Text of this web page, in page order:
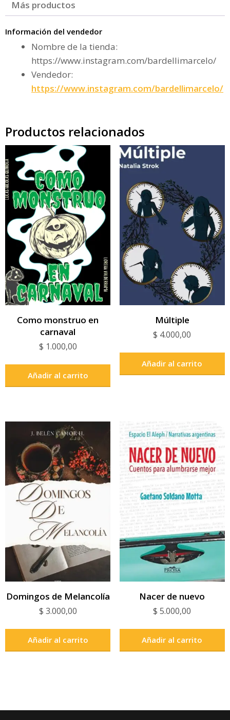
Más productos
Información del vendedor
Nombre de la tienda:
https://www.instagram.com/bardellimarcelo/
Vendedor:
https://www.instagram.com/bardellimarcelo/
Productos relacionados
Como monstruo en
carnaval
$ 1.000,00
Añadir al carrito
Múltiple
$ 4.000,00
Añadir al carrito
Domingos de Melancolía
$ 3.000,00
Añadir al carrito
Nacer de nuevo
$ 5.000,00
Añadir al carrito